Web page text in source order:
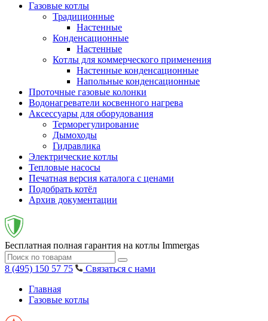
Газовые котлы
Традиционные
Настенные
Конденсационные
Настенные
Котлы для коммерческого применения
Настенные конденсационные
Напольные конденсационные
Проточные газовые колонки
Водонагреватели косвенного нагрева
Аксессуары для оборудования
Терморегулирование
Дымоходы
Гидравлика
Электрические котлы
Тепловые насосы
Печатная версия каталога с ценами
Подобрать котёл
Архив документации
Бесплатная полная гарантия на котлы Immergas
8 (495) 150 57 75
Связаться с нами
Главная
Газовые котлы